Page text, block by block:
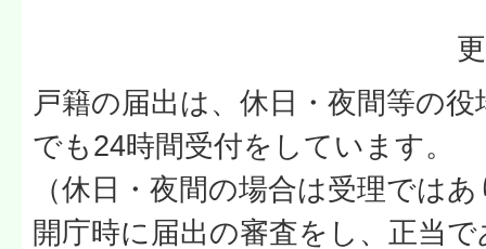
戸籍の届出は、休日・夜間等の
でも24時間受付をしています。
（休日・夜間の場合は受理では
開庁時に届出の審査をし、正当